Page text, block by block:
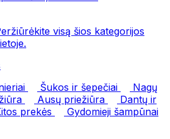
visą šios kategorijos
Šukos ir šepečiai
Nagų
Ausų priežiūra
Dantų ir
prekės
Gydomieji šampūnai